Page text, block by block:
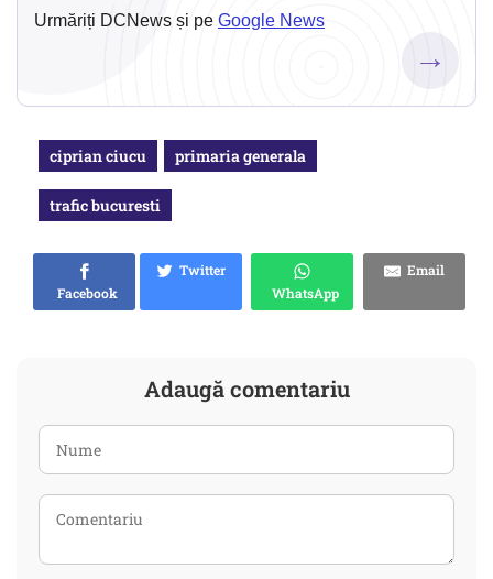
Urmăriți DCNews și pe Google News
→
ciprian ciucu primaria generala
trafic bucuresti
Facebook
Twitter
WhatsApp
Email
Adaugă comentariu